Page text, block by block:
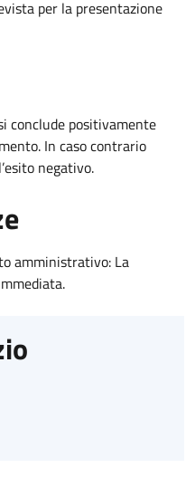
per la presentazione
conclude positivamente
In caso contrario
negativo.
amministrativo: La